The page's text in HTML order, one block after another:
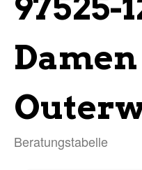
Damen
Beratungstabelle